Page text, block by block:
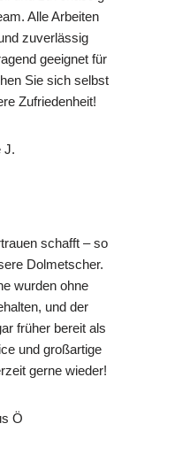
Alle Arbeiten
zuverlässig
geeignet für
Sie sich selbst
Zufriedenheit!
J.
schafft – so
Dolmetscher.
wurden ohne
und der
früher bereit als
und großartige
gerne wieder!
Ö